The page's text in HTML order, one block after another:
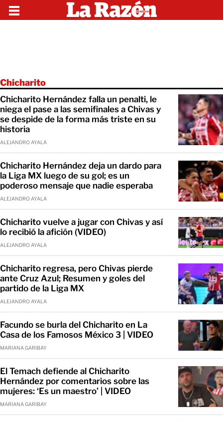
Chicharito
Chicharito Hernández falla un penalti, le
niega el pase a las semifinales a Chivas y
se despide de la forma más triste en su
historia
ALEJANDRO AYALA
Chicharito Hernández deja un dardo para
la Liga MX luego de su gol; es un
poderoso mensaje que nadie esperaba
ALEJANDRO AYALA
Chicharito vuelve a jugar con Chivas y así
lo recibió la afición (VIDEO)
ALEJANDRO AYALA
Chicharito regresa, pero Chivas pierde
ante Cruz Azul; Resumen y goles del
partido de la Liga MX
ALEJANDRO AYALA
Facundo se burla del Chicharito en La
Casa de los Famosos México 3 | VIDEO
MARIANA GARIBAY
El Temach defiende al Chicharito
Hernández por comentarios sobre las
mujeres: ‘Es un maestro’ | VIDEO
MARIANA GARIBAY